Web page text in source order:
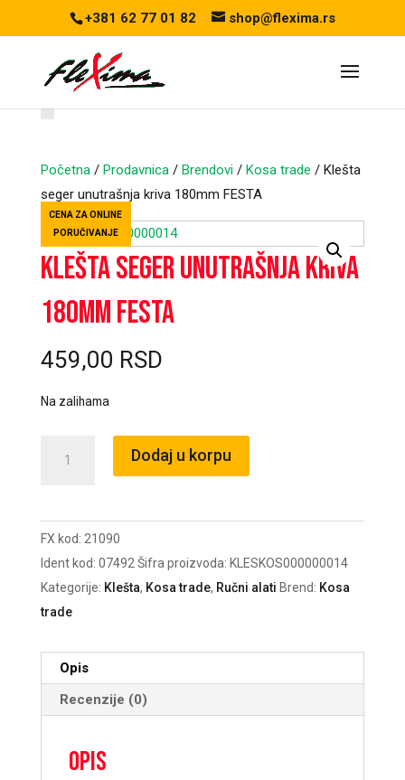
+381 62 77 01 82 shop@flexima.rs
Početna/ Prodavnica/ Brendovi/ Kosa trade / Klešta
seger unutrašnja kriva 180mm FESTA
CENA ZA ONLINE
PORUČIVANJE
Klešta seger unutrašnja kriva
180mm FESTA
459,00 RSD
Na zalihama
kriva
180mm
FESTA
količina
Dodaj u korpu
FX kod: 21090
Ident kod: 07492 Šifra proizvoda: KLESKOS000000014
Kategorije: Klešta, Kosa trade, Ručni alati Brend: Kosa
trade
Opis
Recenzije (0)
Opis